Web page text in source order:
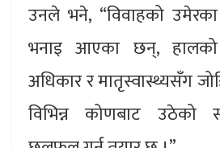
उनले भने, “विवाहको उमेरका
भनाइ आएका छन्, हालको
अधिकार र मातृस्वास्थ्यसँग
विभिन्न कोणबाट उठेको